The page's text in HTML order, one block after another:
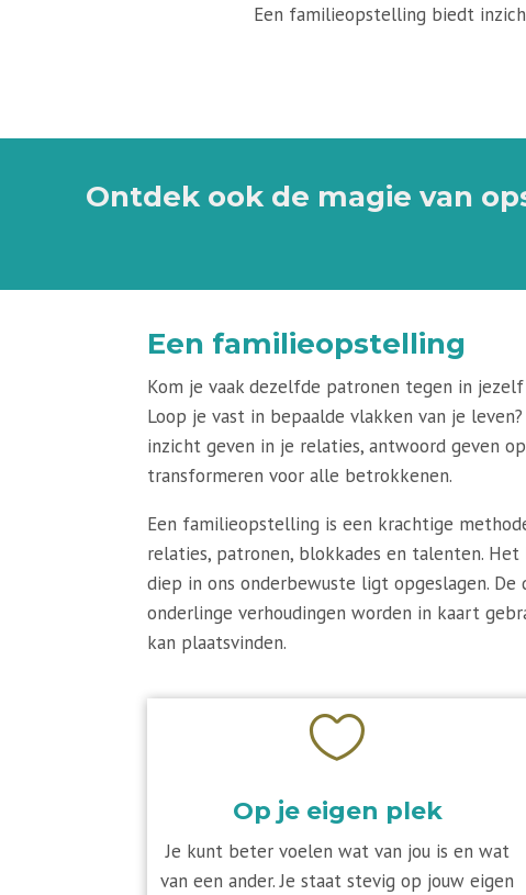
Een familieopstelling biedt
Ontdek ook de magie van
Een familieopstelling
Kom je vaak dezelfde patronen tegen in
Loop je vast in bepaalde vlakken van je
inzicht geven in je relaties, antwoord geven
transformeren voor alle betrokkenen.
Een familieopstelling is een krachtige
relaties, patronen, blokkades en talenten.
diep in ons onderbewuste ligt opgeslagen.
onderlinge verhoudingen worden in kaart
kan plaatsvinden.

Op je eigen plek
Je kunt beter voelen wat van jou is en wat
van een ander. Je staat stevig op jouw eigen